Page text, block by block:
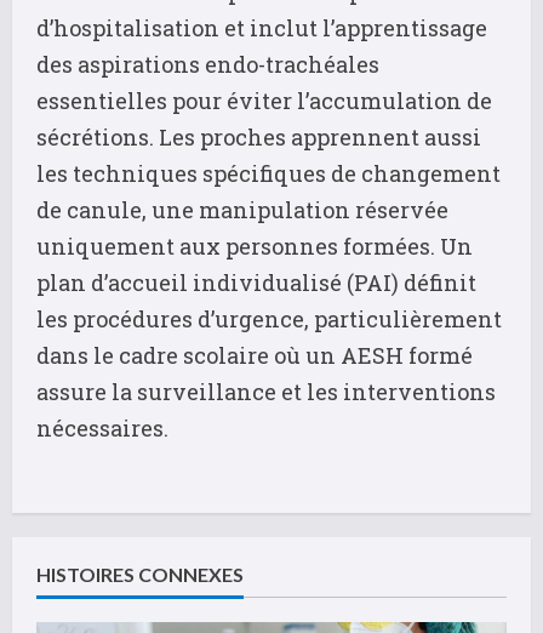
d’hospitalisation et inclut l’apprentissage
des aspirations endo-trachéales
essentielles pour éviter l’accumulation de
sécrétions. Les proches apprennent aussi
les techniques spécifiques de changement
de canule, une manipulation réservée
uniquement aux personnes formées. Un
plan d’accueil individualisé (PAI) définit
les procédures d’urgence, particulièrement
dans le cadre scolaire où un AESH formé
assure la surveillance et les interventions
nécessaires.
n
HISTOIRES CONNEXES